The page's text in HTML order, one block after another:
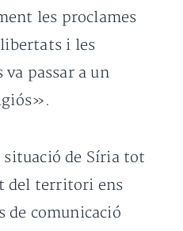
les proclames
i les
va passar a un
situació de Síria tot
del territori ens
comunicació